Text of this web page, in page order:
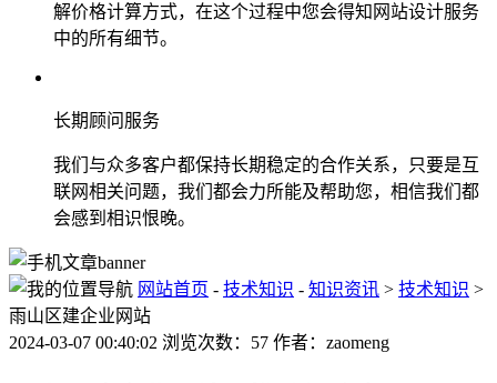
解价格计算方式，在这个过程中您会得知网站设计服务
中的所有细节。
长期顾问服务
我们与众多客户都保持长期稳定的合作关系，只要是互
联网相关问题，我们都会力所能及帮助您，相信我们都
会感到相识恨晚。
网站首页 - 技术知识 - 知识资讯 > 技术知识 >
雨山区建企业网站
2024-03-07 00:40:02 浏览次数：57 作者：zaomeng